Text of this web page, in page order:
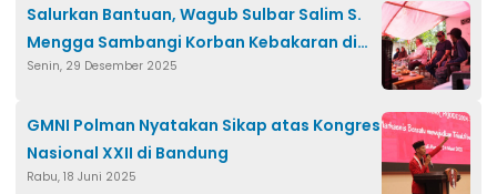
Salurkan Bantuan, Wagub Sulbar Salim S.
Mengga Sambangi Korban Kebakaran di
Campalagian
Senin, 29 Desember 2025
GMNI Polman Nyatakan Sikap atas Kongres
Nasional XXII di Bandung
Rabu, 18 Juni 2025